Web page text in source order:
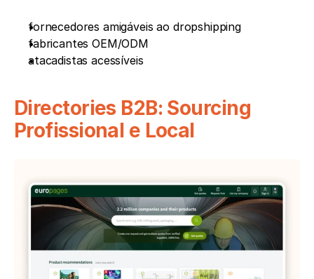
fornecedores amigáveis ao dropshipping
fabricantes OEM/ODM
atacadistas acessíveis
Directories B2B: Sourcing
Profissional e Local